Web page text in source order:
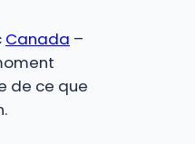
Canada –
de ce que